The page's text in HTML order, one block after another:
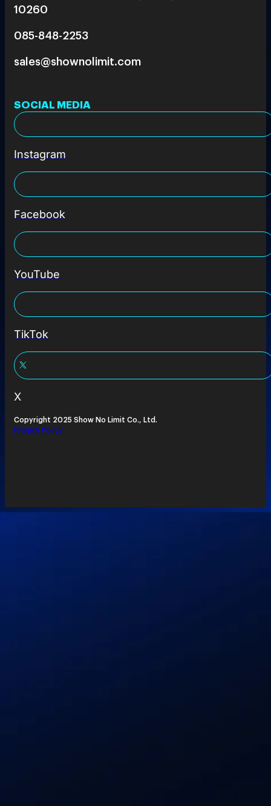
10260
085-848-2253
sales@shownolimit.com
SOCIAL MEDIA
Instagram
Facebook
YouTube
TikTok
X
Copyright 2025 Show No Limit Co., Ltd.
Privacy Policy